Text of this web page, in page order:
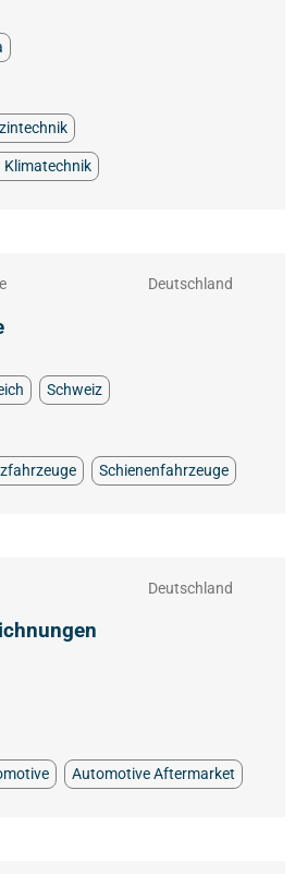
Klimatechnik
Deutschland
Schweiz
Schienenfahrzeuge
Deutschland
Automotive Aftermarket